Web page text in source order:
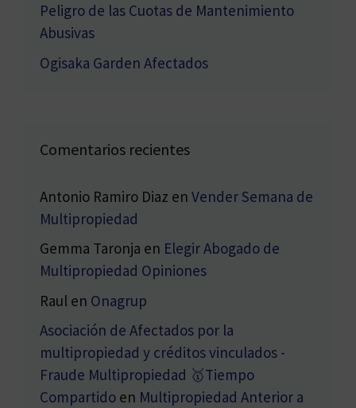
Peligro de las Cuotas de Mantenimiento
Abusivas
Ogisaka Garden Afectados
Comentarios recientes
Antonio Ramiro Diaz en Vender Semana de
Multipropiedad
Gemma Taronja en Elegir Abogado de
Multipropiedad Opiniones
Raul en Onagrup
Asociación de Afectados por la
multipropiedad y créditos vinculados -
Fraude Multipropiedad 🥇Tiempo
Compartido en Multipropiedad Anterior a